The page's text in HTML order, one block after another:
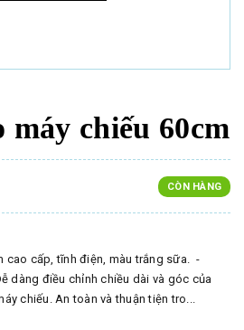
chiếu 60cm
CÒN HÀNG
cao cấp, tĩnh điện, màu trắng sữa. -
dàng điều chỉnh chiều dài và góc của
chiếu. An toàn và thuận tiện tro...